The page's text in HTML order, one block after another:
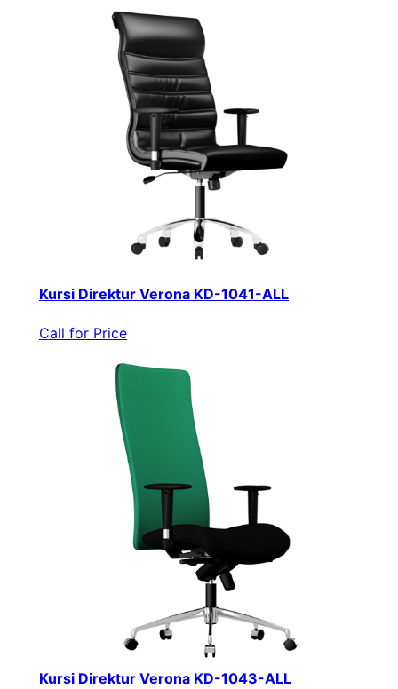
Kursi Direktur Verona KD-1041-ALL
Call for Price
Kursi Direktur Verona KD-1043-ALL